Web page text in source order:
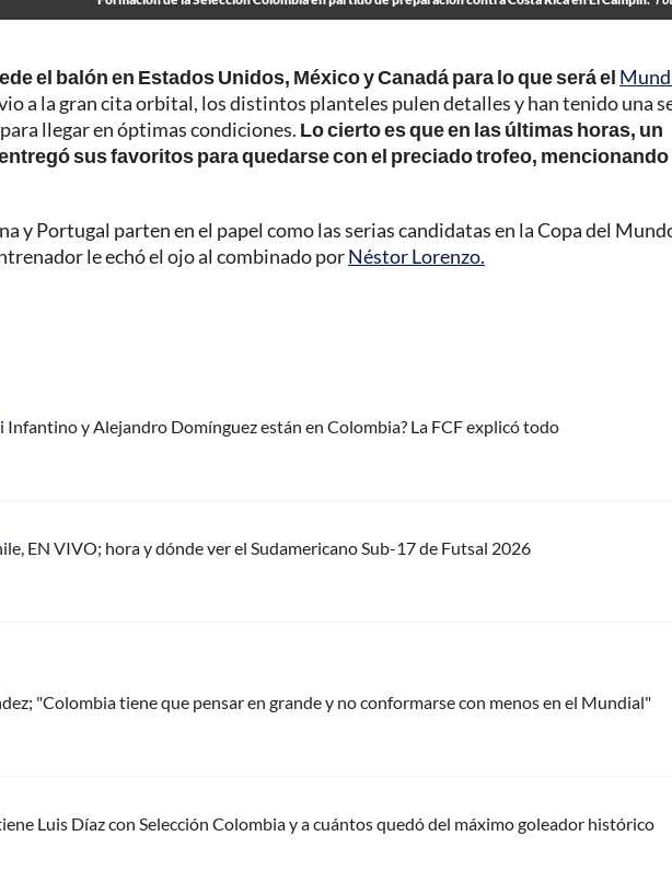
el balón en Estados Unidos, México y Canadá para lo que será el
a la gran cita orbital, los distintos planteles pulen detalles y han tenido una
llegar en óptimas condiciones. Lo cierto es que en las últimas horas, un
sus favoritos para quedarse con el preciado trofeo, mencionando
y Portugal parten en el papel como las serias candidatas en la Copa del
le echó el ojo al combinado porNéstor Lorenzo.
Infantino y Alejandro Domínguez están en Colombia? La FCF explicó todo
EN VIVO; hora y dónde ver el Sudamericano Sub-17 de Futsal 2026
"Colombia tiene que pensar en grande y no conformarse con menos en el Mundial"
Luis Díaz con Selección Colombia y a cuántos quedó del máximo goleador histórico